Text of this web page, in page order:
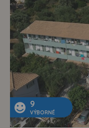
9
VÝBORNÉ